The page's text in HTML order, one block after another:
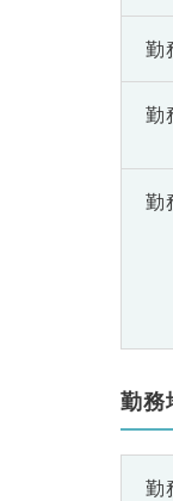
勤
勤
勤
勤務
勤